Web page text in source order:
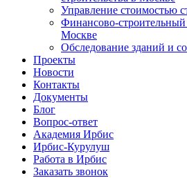
Управление стоимостью
Финансово-
Москве
Обследование зданий и
Проекты
Новости
Контакты
Документы
Блог
Вопрос-ответ
Академия Ирбис
Ирбис-Курулуш
Работа в Ирбис
Заказать звонок